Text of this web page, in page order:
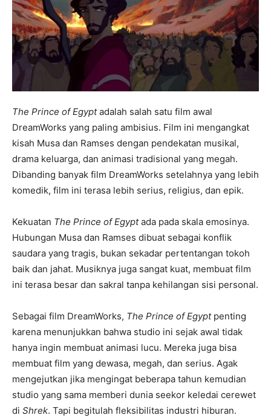
The Prince of Egyptadalah salah satu film awal
DreamWorks yang paling ambisius. Film ini mengangkat
kisah Musa dan Ramses dengan pendekatan musikal,
drama keluarga, dan animasi tradisional yang megah.
Dibanding banyak film DreamWorks setelahnya yang lebih
komedik, film ini terasa lebih serius, religius, dan epik.
Kekuatan The Prince of Egyptada pada skala emosinya.
Hubungan Musa dan Ramses dibuat sebagai konflik
saudara yang tragis, bukan sekadar pertentangan tokoh
baik dan jahat. Musiknya juga sangat kuat, membuat film
ini terasa besar dan sakral tanpa kehilangan sisi personal.
Sebagai film DreamWorks, The Prince of Egyptpenting
karena menunjukkan bahwa studio ini sejak awal tidak
hanya ingin membuat animasi lucu. Mereka juga bisa
membuat film yang dewasa, megah, dan serius. Agak
mengejutkan jika mengingat beberapa tahun kemudian
studio yang sama memberi dunia seekor keledai cerewet
di Shrek. Tapi begitulah fleksibilitas industri hiburan.